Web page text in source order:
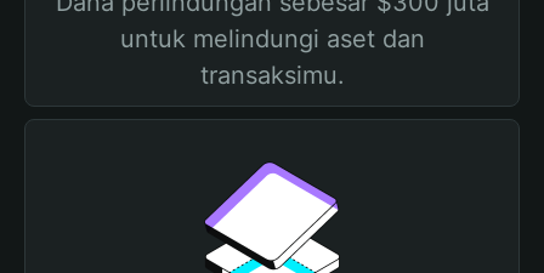
untuk melindungi aset dan
transaksimu.